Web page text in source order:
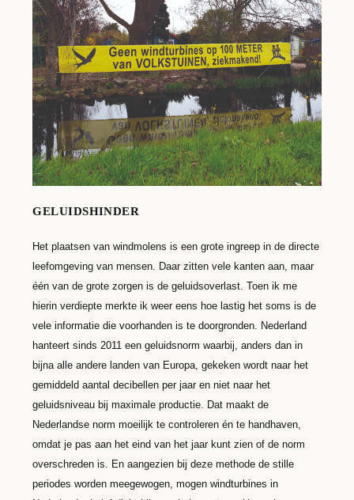
GELUIDSHINDER
Het plaatsen van windmolens is een grote ingreep in de directe
leefomgeving van mensen. Daar zitten vele kanten aan, maar
één van de grote zorgen is de geluidsoverlast. Toen ik me
hierin verdiepte merkte ik weer eens hoe lastig het soms is de
vele informatie die voorhanden is te doorgronden. Nederland
hanteert sinds 2011 een geluidsnorm waarbij, anders dan in
bijna alle andere landen van Europa, gekeken wordt naar het
gemiddeld aantal decibellen per jaar en niet naar het
geluidsniveau bij maximale productie. Dat maakt de
Nederlandse norm moeilijk te controleren én te handhaven,
omdat je pas aan het eind van het jaar kunt zien of de norm
overschreden is. En aangezien bij deze methode de stille
periodes worden meegewogen, mogen windturbines in